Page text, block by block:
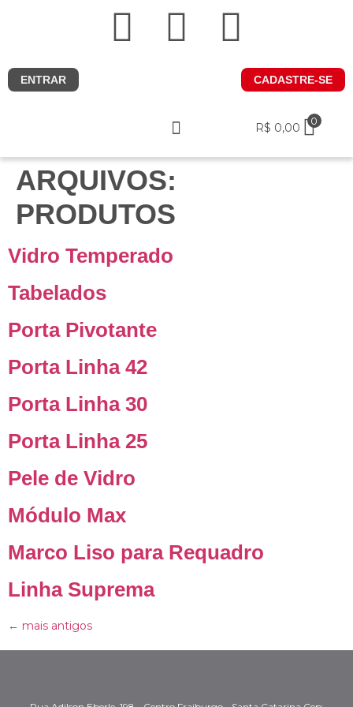
ENTRAR CADASTRE-SE
R$ 0,00 0
ARQUIVOS:
PRODUTOS
Vidro Temperado
Tabelados
Porta Pivotante
Porta Linha 42
Porta Linha 30
Porta Linha 25
Pele de Vidro
Módulo Max
Marco Liso para Requadro
Linha Suprema
← mais antigos